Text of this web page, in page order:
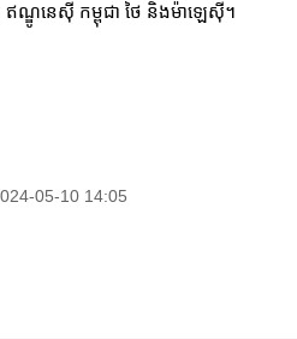
ណ្ឌូនេស៊ី កម្ពុជា ថៃ និងម៉ាឡេស៊ី។
05-10 14:05